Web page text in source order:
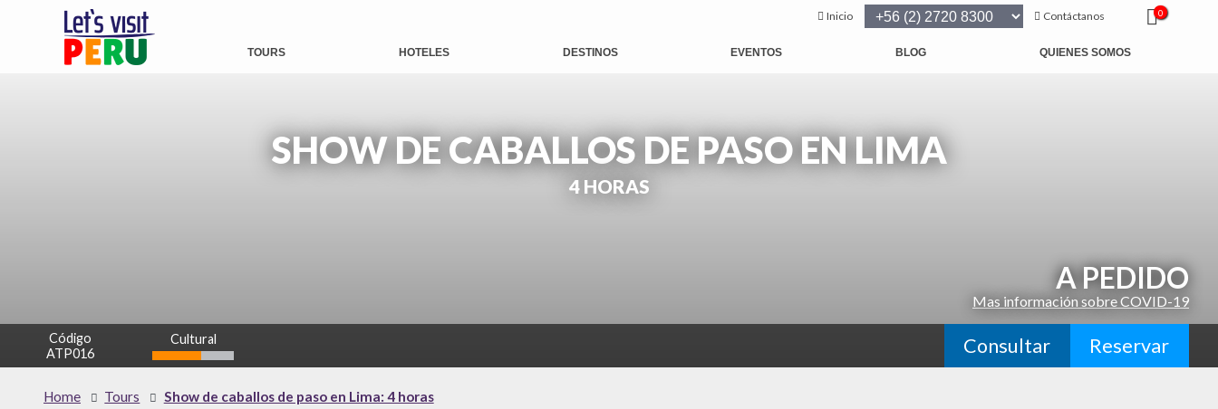
Inicio Contáctanos 0
TOURS HOTELES DESTINOS EVENTOS BLOG QUIENES SOMOS
SHOW DE CABALLOS DE PASO EN LIMA
4 HORAS
A PEDIDO
Mas información sobre COVID-19
Código
ATP016
Cultural Consultar Reservar
Home Tours Show de caballos de paso en Lima: 4 horas